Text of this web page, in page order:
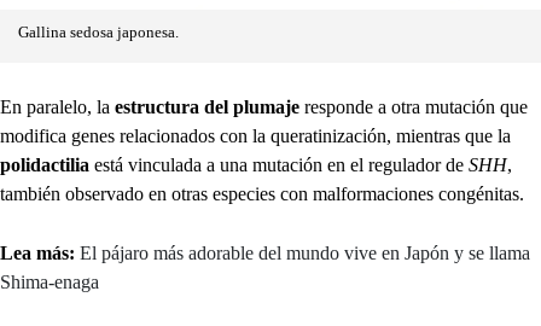
Gallina sedosa japonesa.
En paralelo, la estructura del plumaje responde a otra mutación que
modifica genes relacionados con la queratinización, mientras que la
polidactilia está vinculada a una mutación en el regulador de SHH,
también observado en otras especies con malformaciones congénitas.
Lea más: El pájaro más adorable del mundo vive en Japón y se llama
Shima-enaga